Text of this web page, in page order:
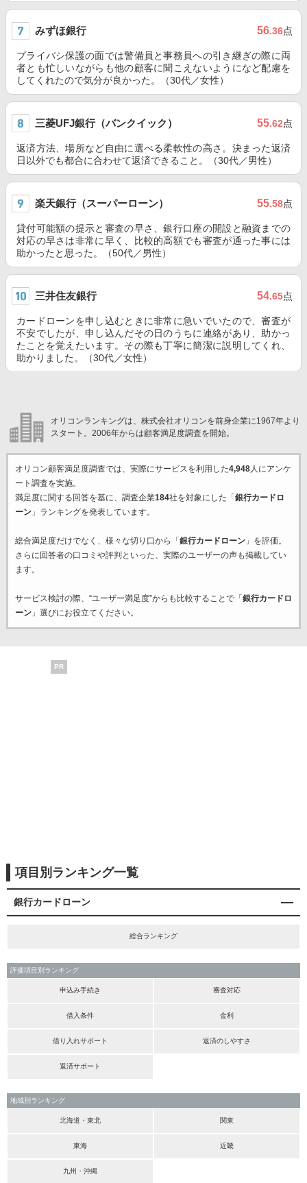
みずほ銀行 56.36点
プライバシ保護の面では警備員と事務員への引き継ぎの際に両
者とも忙しいながらも他の顧客に聞こえないようになど配慮を
してくれたので気分が良かった。（30代／女性）
三菱UFJ銀行（バンクイック） 55.62点
返済方法、場所など自由に選べる柔軟性の高さ。決まった返済
日以外でも都合に合わせて返済できること。（30代／男性）
楽天銀行（スーパーローン） 55.58点
貸付可能額の提示と審査の早さ、銀行口座の開設と融資までの
対応の早さは非常に早く、比較的高額でも審査が通った事には
助かったと思った。（50代／男性）
三井住友銀行 54.65点
カードローンを申し込むときに非常に急いでいたので、審査が
不安でしたが、申し込んだその日のうちに連絡があり、助かっ
たことを覚えたいます。その際も丁寧に簡潔に説明してくれ、
助かりました。（30代／女性）
オリコンランキングは、株式会社オリコンを前身企業に1967年より
スタート。2006年からは顧客満足度調査を開始。
オリコン顧客満足度調査では、実際にサービスを利用した4,948人にアンケ
ート調査を実施。
満足度に関する回答を基に、調査企業184社を対象にした「 銀行カードロ
ーン」ランキングを発表しています。
総合満足度だけでなく、様々な切り口から「 銀行カードローン」を評価。
さらに回答者の口コミや評判といった、実際のユーザーの声も掲載してい
ます。
サービス検討の際、“ユーザー満足度”からも比較することで「 銀行カードロ
ーン」選びにお役立てください。
PR
項目別ランキング一覧
銀行カードローン
総合ランキング
評価項目別ランキング
申込み手続き 審査対応
借入条件 金利
借り入れサポート 返済のしやすさ
返済サポート
地域別ランキング
北海道・東北 関東
東海 近畿
九州・沖縄